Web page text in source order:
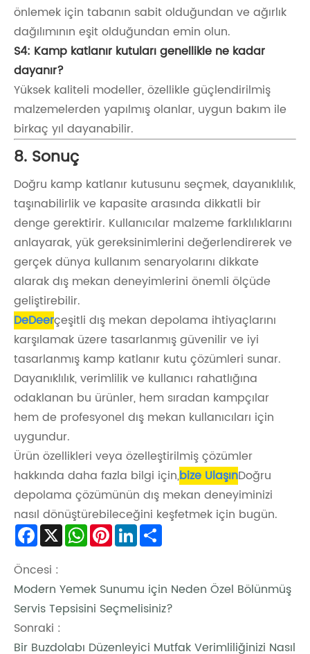
önlemek için tabanın sabit olduğundan ve ağırlık
dağılımının eşit olduğundan emin olun.
S4: Kamp katlanır kutuları genellikle ne kadar
dayanır?
Yüksek kaliteli modeller, özellikle güçlendirilmiş
malzemelerden yapılmış olanlar, uygun bakım ile
birkaç yıl dayanabilir.
8. Sonuç
Doğru kamp katlanır kutusunu seçmek, dayanıklılık,
taşınabilirlik ve kapasite arasında dikkatli bir
denge gerektirir. Kullanıcılar malzeme farklılıklarını
anlayarak, yük gereksinimlerini değerlendirerek ve
gerçek dünya kullanım senaryolarını dikkate
alarak dış mekan deneyimlerini önemli ölçüde
geliştirebilir.
DeDeerçeşitli dış mekan depolama ihtiyaçlarını
karşılamak üzere tasarlanmış güvenilir ve iyi
tasarlanmış kamp katlanır kutu çözümleri sunar.
Dayanıklılık, verimlilik ve kullanıcı rahatlığına
odaklanan bu ürünler, hem sıradan kampçılar
hem de profesyonel dış mekan kullanıcıları için
uygundur.
Ürün özellikleri veya özelleştirilmiş çözümler
hakkında daha fazla bilgi için,bize UlaşınDoğru
depolama çözümünün dış mekan deneyiminizi
nasıl dönüştürebileceğini keşfetmek için bugün.
Facebook
X WhatsApp
PinterestLinkedIn
Öncesi :
Modern Yemek Sunumu için Neden Özel Bölünmüş
Servis Tepsisini Seçmelisiniz?
Sonraki :
Bir Buzdolabı Düzenleyici Mutfak Verimliliğinizi Nasıl